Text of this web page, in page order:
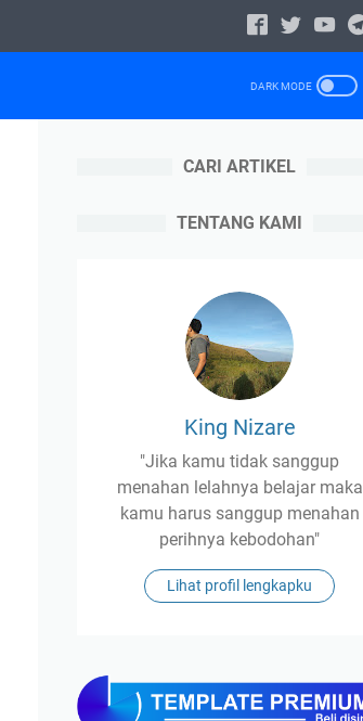
CARI ARTIKEL
TENTANG KAMI
King Nizare
"Jika kamu tidak sanggup
menahan lelahnya belajar maka
kamu harus sanggup menahan
perihnya kebodohan"
Lihat profil lengkapku